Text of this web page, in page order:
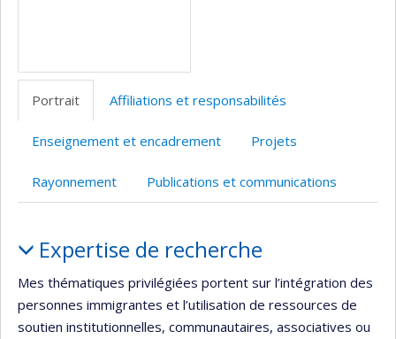
Portrait Affiliations et responsabilités
Enseignement et encadrement Projets
Rayonnement Publications et communications
Expertise de recherche
Mes thématiques privilégiées portent sur l’intégration des
personnes immigrantes et l’utilisation de ressources de
soutien institutionnelles, communautaires, associatives ou